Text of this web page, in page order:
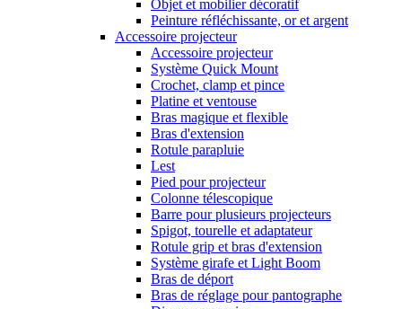
Objet et mobilier décoratif
Peinture réfléchissante, or et argent
Accessoire projecteur
Accessoire projecteur
Système Quick Mount
Crochet, clamp et pince
Platine et ventouse
Bras magique et flexible
Bras d'extension
Rotule parapluie
Lest
Pied pour projecteur
Colonne télescopique
Barre pour plusieurs projecteurs
Spigot, tourelle et adaptateur
Rotule grip et bras d'extension
Système girafe et Light Boom
Bras de déport
Bras de réglage pour pantographe